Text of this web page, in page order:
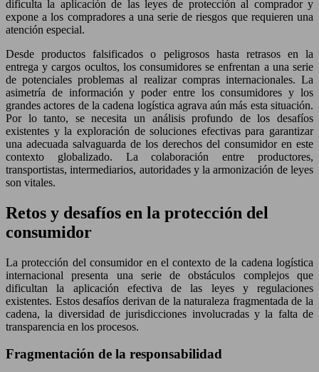
dificulta la aplicación de las leyes de protección al comprador y
expone a los compradores a una serie de riesgos que requieren una
atención especial.
Desde productos falsificados o peligrosos hasta retrasos en la
entrega y cargos ocultos, los consumidores se enfrentan a una serie
de potenciales problemas al realizar compras internacionales. La
asimetría de información y poder entre los consumidores y los
grandes actores de la cadena logística agrava aún más esta situación.
Por lo tanto, se necesita un análisis profundo de los desafíos
existentes y la exploración de soluciones efectivas para garantizar
una adecuada salvaguarda de los derechos del consumidor en este
contexto globalizado. La colaboración entre productores,
transportistas, intermediarios, autoridades y la armonización de leyes
son vitales.
Retos y desafíos en la protección del
consumidor
La protección del consumidor en el contexto de la cadena logística
internacional presenta una serie de obstáculos complejos que
dificultan la aplicación efectiva de las leyes y regulaciones
existentes. Estos desafíos derivan de la naturaleza fragmentada de la
cadena, la diversidad de jurisdicciones involucradas y la falta de
transparencia en los procesos.
Fragmentación de la responsabilidad